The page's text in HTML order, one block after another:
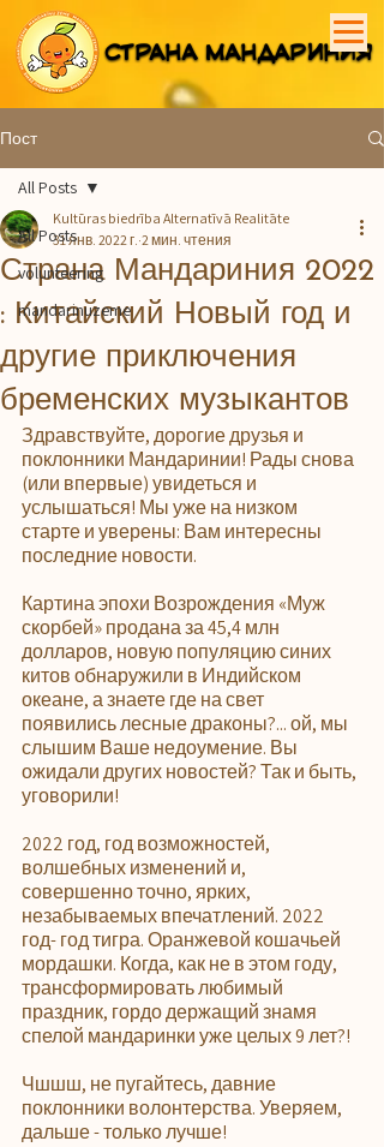
СТРАНА МАНДАРИНИЯ
СТРАНА МАНДАРИНИЯ
Пост
All Posts
volunteering
mandarinuzeme
All Posts
Страна Мандариния 2022
: Китайский Новый год и
другие приключения
бременских музыкантов
Kultūras biedrība Alternatīvā Realitāte
31 янв. 2022 г. 2 мин. чтения
Здравствуйте, дорогие друзья и
поклонники Мандаринии! Рады снова
(или впервые) увидеться и
услышаться! Мы уже на низком
старте и уверены: Вам интересны
последние новости.
Картина эпохи Возрождения «Муж
скорбей» продана за 45,4 млн
долларов, новую популяцию синих
китов обнаружили в Индийском
океане, а знаете где на свет
появились лесные драконы?... ой, мы
слышим Ваше недоумение. Вы
ожидали других новостей? Так и быть,
уговорили!
2022 год, год возможностей,
волшебных изменений и,
совершенно точно, ярких,
незабываемых впечатлений. 2022
год- год тигра. Оранжевой кошачьей
мордашки. Когда, как не в этом году,
трансформировать любимый
праздник, гордо держащий знамя
спелой мандаринки уже целых 9 лет?!
Чшшш, не пугайтесь, давние
поклонники волонтерства. Уверяем,
дальше - только лучше!